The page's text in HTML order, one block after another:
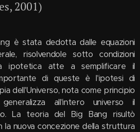
2001)
è stata dedotta dalle equazioni
risolvendole sotto condizioni
ipotetica atte a semplificare il
di queste è l'ipotesi di
dell'Universo, nota come principio
all'intero universo il
La teoria del Big Bang risultò
la nuova concezione della struttura